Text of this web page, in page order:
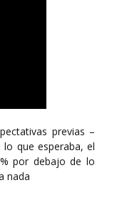
previas –
lo que esperaba, el
por debajo de lo
nada